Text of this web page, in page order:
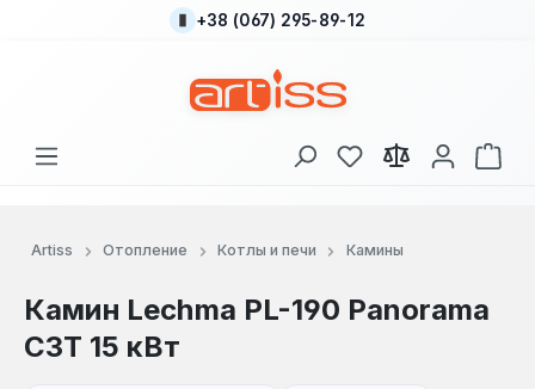
Перейти к основному содержанию
+38 (067) 295-89-12
У вас есть товары
В
Artiss Отопление Котлы и печи Камины
Камин Lechma PL-190 Panorama
СЗТ 15 кВт